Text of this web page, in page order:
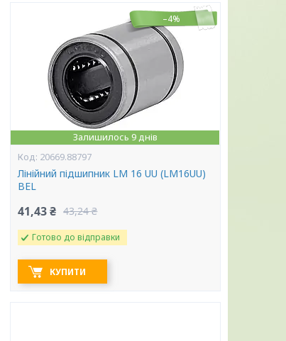
–4%
Залишилось 9 днів
20669.88797
Лінійний підшипник LM 16 UU (LM16UU)
BEL
41,43 ₴ 43,24 ₴
Готово до відправки
КУПИТИ